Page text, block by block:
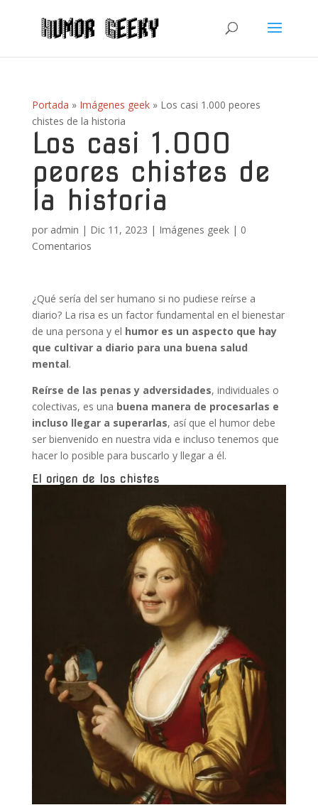
Portada » Imágenes geek» Los casi 1.000 peores
chistes de la historia
Los casi 1.000
peores chistes de
la historia
por admin | Dic 11, 2023 | Imágenes geek| 0
Comentarios
¿Qué sería del ser humano si no pudiese reírse a
diario? La risa es un factor fundamental en el bienestar
de una persona y el humor es un aspecto que hay
que cultivar a diario para una buena salud
mental.
Reírse de las penas y adversidades, individuales o
colectivas, es una buena manera de procesarlas e
incluso llegar a superarlas, así que el humor debe
ser bienvenido en nuestra vida e incluso tenemos que
hacer lo posible para buscarlo y llegar a él.
El origen de los chistes